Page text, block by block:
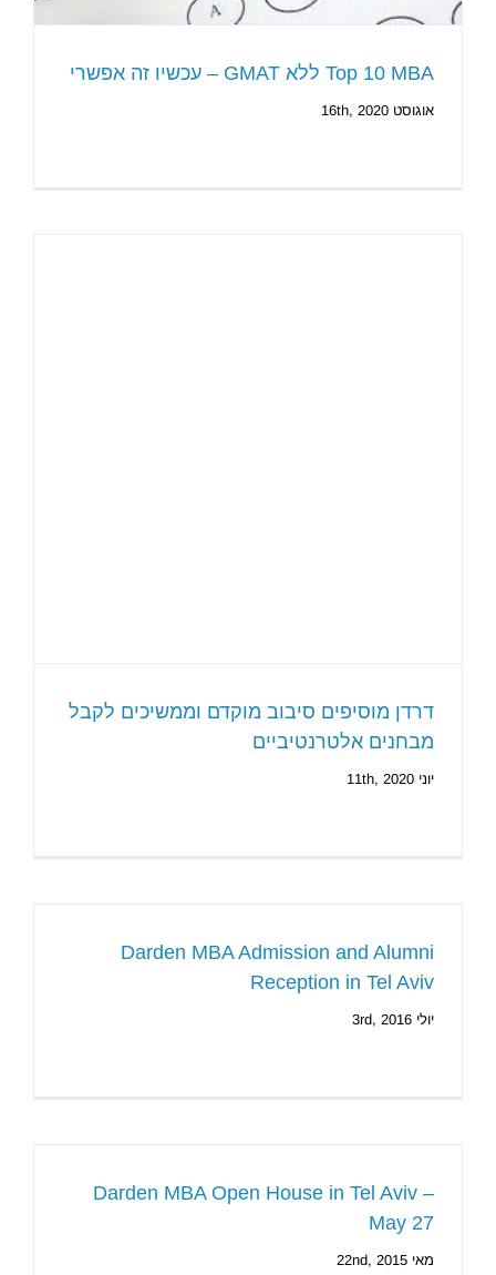
Top 10 MBA ללא GMAT – עכשיו זה אפשרי
אוגוסט 16th, 2020
דרדן מוסיפים סיבוב מוקדם וממשיכים לקבל
מבחנים אלטרנטיביים
יוני 11th, 2020
Darden MBA Admission and Alumni
Reception in Tel Aviv
יולי 3rd, 2016
Darden MBA Open House in Tel Aviv –
May 27
מאי 22nd, 2015